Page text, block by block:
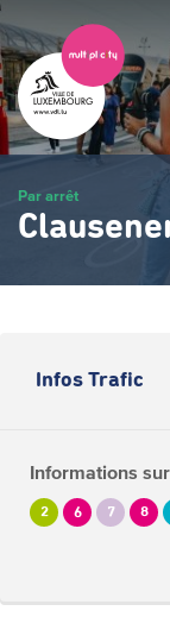
Passer
au
contenu
principal
Par arrêt
Infos Trafic
Informations
2 6 7 8